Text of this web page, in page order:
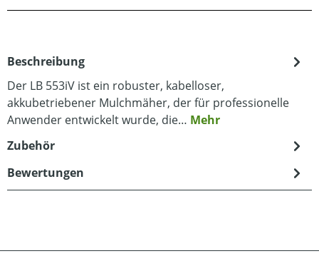
Beschreibung
Der LB 553iV ist ein robuster, kabelloser,
akkubetriebener Mulchmäher, der für professionelle
Anwender entwickelt wurde, die… Mehr
Zubehör
Bewertungen